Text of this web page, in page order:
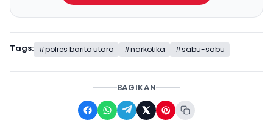
Tags: #polres barito utara #narkotika #sabu-sabu
BAGIKAN